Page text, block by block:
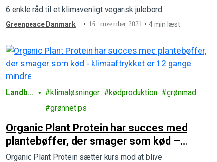
6 enkle råd til et klimavenligt vegansk julebord.
Greenpeace Danmark 16. november 2021 4 min læst
Landbr
klimaløsninger kødproduktion
grønmad
grønnetips
Organic Plant Protein har succes med
plantebøffer, der smager som kød –
klimaaftrykket er 12 gange mindre
Organic Plant Protein sætter kurs mod at blive